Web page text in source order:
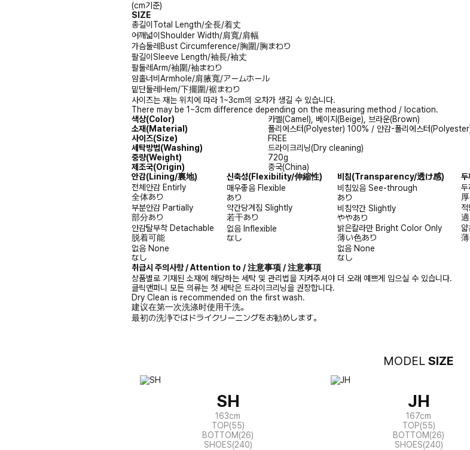
(cm기준)
SIZE
총길이 Total Length/全長/着丈
어깨넓이 Shoulder Width/肩寬/肩幅
가슴둘레 Bust Circumference/胸圍/胸まわり
팔길이 Sleeve Length/袖長/袖丈
팔둘레Arm/袖圍/袖まわり
암홀너비 Armhole/肩腋寬/アームホール
밑단둘레 Hem/下擺圍/裾まわり
사이즈는 재는 위치에 따라 1~3cm의 오차가 생길 수 있습니다.
There may be 1~3cm difference depending on the measuring method / location.
색상(Color)
카멜(Camel), 베이지(Beige), 브라운(Brown)
소재(Material)
폴리에스터(Polyester) 100% / 안감-폴리에스터
사이즈(Size)
FREE
세탁방법(Washing)
드라이크리닝(Dry cleaning)
중량(Weight)
720g
제조국(Origin)
중국(China)
안감(Lining/裏地) 신축성(Flexibility/伸縮性) 비침(Transparency/透け感) 두
전체안감 Entirly
全体あり
매우좋음 Flexible
あり
비침있음 See-through
あり
두
부분안감 Partially
部分あり
약간당겨짐 Slightly
若干あり
비침약간 Slightly
ややあり
안감탈부착 Detachable
脱着可能
없음 Inflexible
なし
밝은칼라만 Bright Color Only
薄い色あり
얇
없음 None
なし
없음 None
なし
취급시 주의사항 / Attention to / 注意事项 / 注意事項
상품별로 기재된 소재에 해당하는 세탁 및 관리법을 지켜주셔야 더 오래 예쁘게 입으실 수 있습니다.
클릭앤퍼니 모든 의류는 첫 세탁은 드라이크리닝을 권장합니다.
Dry Clean is recommended on the first wash.
建议在第一次洗涤时使用干洗。
最初の洗浄ではドライクリーニングをお勧めします。
MODEL SIZE
SH
163cm
TOP(55)
BOTTOM(26)
SHOES(240)
JH
167cm
TOP(55)
BOTTOM(26)
SHOES(240)